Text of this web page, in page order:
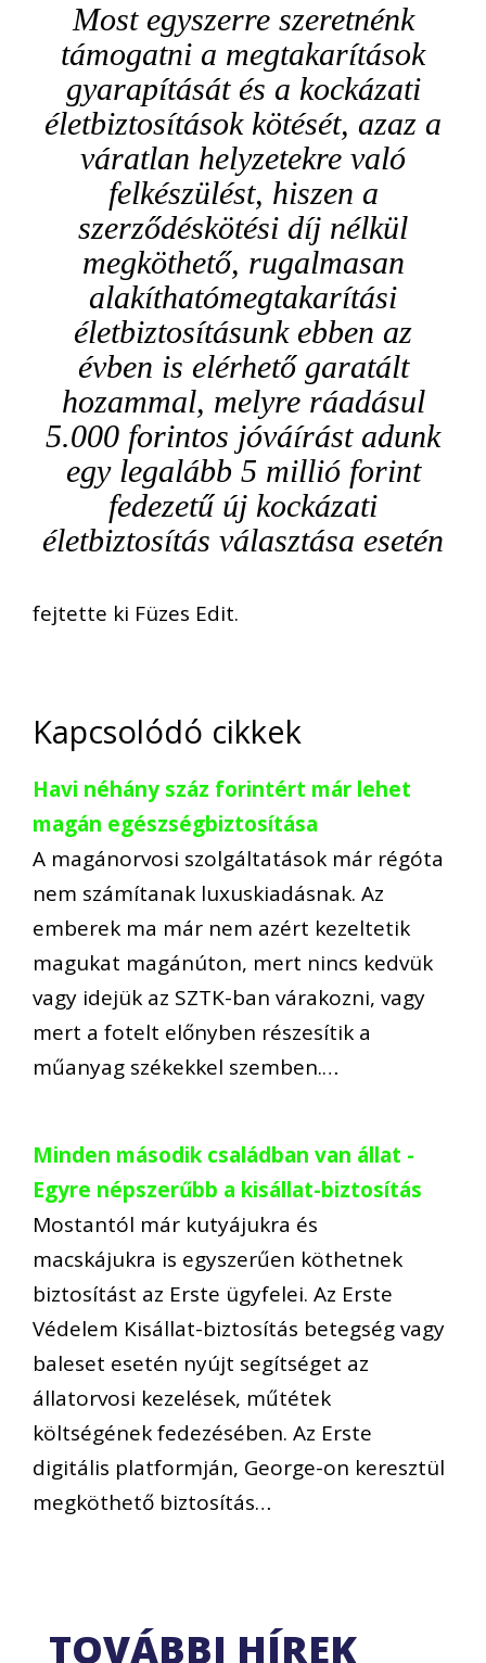
Most egyszerre szeretnénk
támogatni a megtakarítások
gyarapítását és a kockázati
életbiztosítások kötését, azaz a
váratlan helyzetekre való
felkészülést, hiszen a
szerződéskötési díj nélkül
megköthető, rugalmasan
alakíthatómegtakarítási
életbiztosításunk ebben az
évben is elérhetőgaratált
hozammal, melyreráadásul
5.000 forintos jóváírást adunk
egy legalább 5 millió forint
fedezetű új kockázati
életbiztosítás választása esetén
fejtette ki Füzes Edit.
Kapcsolódó cikkek
Havi néhány száz forintért már lehet
magán egészségbiztosítása
A magánorvosi szolgáltatások már régóta
nem számítanak luxuskiadásnak. Az
emberek ma már nem azért kezeltetik
magukat magánúton, mert nincs kedvük
vagy idejük az SZTK-ban várakozni, vagy
mert a fotelt előnyben részesítik a
műanyag székekkel szemben.…
Minden második családban van állat -
Egyre népszerűbb a kisállat-biztosítás
Mostantól már kutyájukra és
macskájukra is egyszerűen köthetnek
biztosítást az Erste ügyfelei. Az Erste
Védelem Kisállat-biztosítás betegség vagy
baleset esetén nyújt segítséget az
állatorvosi kezelések, műtétek
költségének fedezésében. Az Erste
digitális platformján, George-on keresztül
megköthető biztosítás…
TOVÁBBI HÍREK